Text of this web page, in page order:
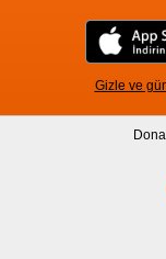
Gizle ve